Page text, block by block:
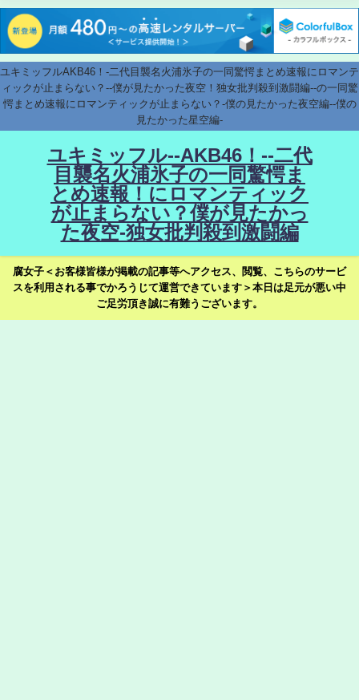
ユキミッフルAKB46！-二代目襲名火浦氷子の一同驚愕まとめ速報にロマンテ
ィックが止まらない？--僕が見たかった夜空！独女批判殺到激闘編--の一同驚
愕まとめ速報にロマンティックが止まらない？-僕の見たかった夜空編--僕の
見たかった星空編-
ユキミッフル--AKB46！--二代
目襲名火浦氷子の一同驚愕ま
とめ速報！にロマンティック
が止まらない？僕が見たかっ
た夜空-独女批判殺到激闘編
腐女子＜お客様皆様が掲載の記事等へアクセス、閲覧、こちらのサービ
スを利用される事でかろうじて運営できています＞本日は足元が悪い中
ご足労頂き誠に有難うございます。